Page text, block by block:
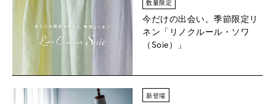
数量限定
今だけの出会い。季節限定リ
ネン 「リノクルール・ソワ
（Soie）」
新登場